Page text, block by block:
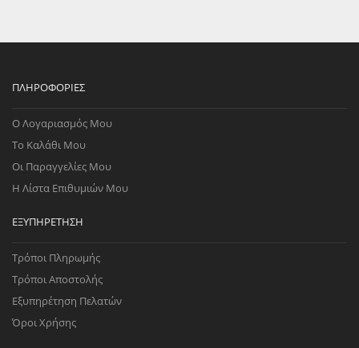
ΠΛΗΡΟΦΟΡΊΕΣ
Ο Λογαριασμός Μου
Το Καλάθι Μου
Οι Παραγγελίες Μου
Η Λίστα Επιθυμιών Μου
ΕΞΥΠΗΡΈΤΗΣΗ
Τρόποι Πληρωμής
Τρόποι Αποστολής
Εξυπηρέτηση Πελατών
Όροι Χρήσης